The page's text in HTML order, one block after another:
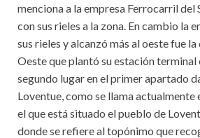
menciona a la empresa Ferrocarril del
con sus rieles a la zona. En cambio la
sus rieles y alcanzó más al oeste fue
Oeste que plantó su estación terminal
segundo lugar en el primer apartado
Loventue, como se llama
el que está situado el pueblo de
donde se refiere al topónimo que